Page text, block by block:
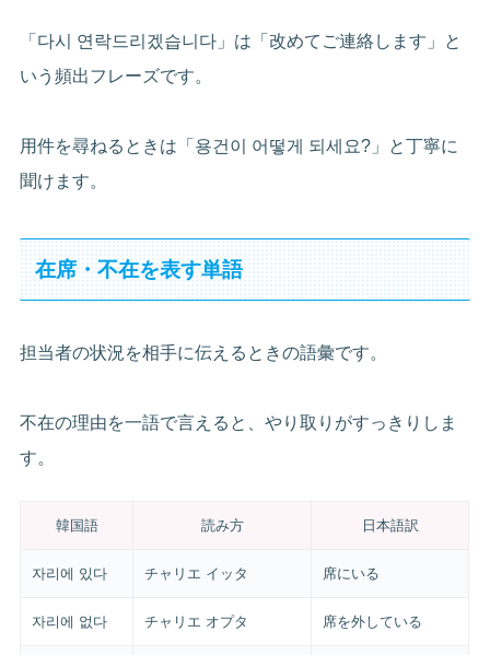
「다시 연락드리겠습니다」は「改めてご連絡します」と
いう頻出フレーズです。
用件を尋ねるときは「용건이 어떻게 되세요?」と丁寧に
聞けます。
在席・不在を表す単語
担当者の状況を相手に伝えるときの語彙です。
不在の理由を一語で言えると、やり取りがすっきりしま
す。
韓国語 読み方 日本語訳
자리에 있다 チャリエ イッタ 席にいる
자리에 없다 チャリエ オプタ 席を外している